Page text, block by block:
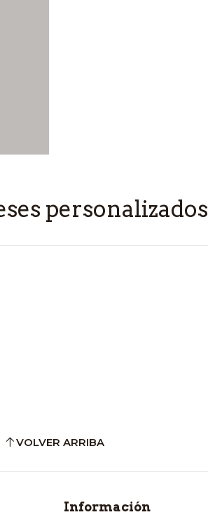
personalizados
VOLVER ARRIBA
Información